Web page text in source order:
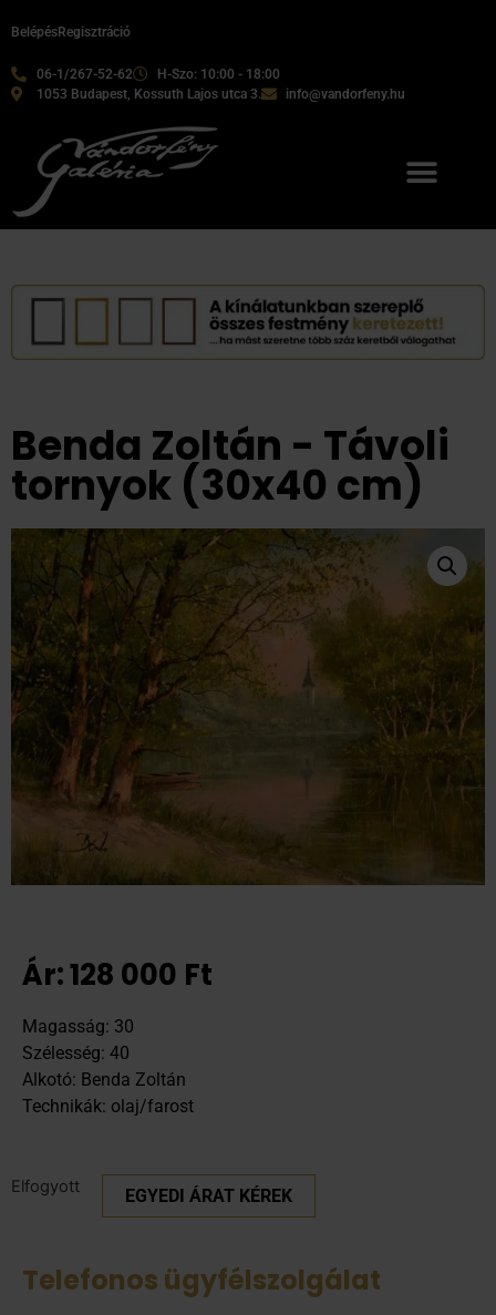
06-1/267-52-62
H-Szo: 10:00 - 18:00
1053 Budapest, Kossuth Lajos utca 3.
info@vandorfeny.hu
BelépésRegisztráció
Benda Zoltán - Távoli
tornyok (30x40 cm)
Ár:128 000 Ft
Magasság: 30
Szélesség: 40
Alkotó: Benda Zoltán
Technikák: olaj/farost
Elfogyott EGYEDI ÁRAT KÉREK
Telefonos ügyfélszolgálat